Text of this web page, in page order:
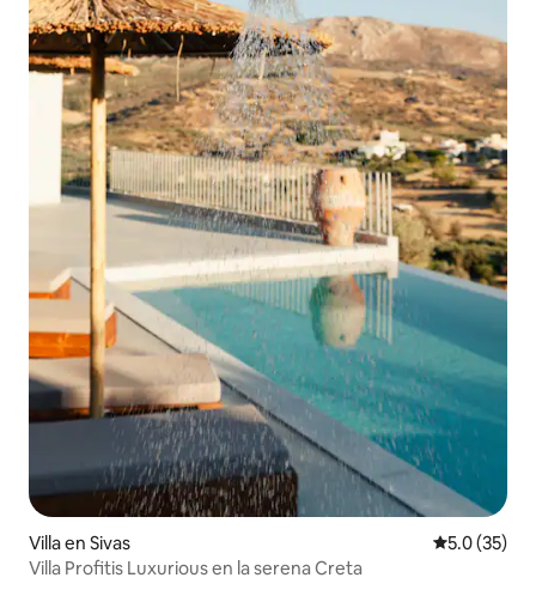
Villa en Sivas Calificación
5.0 (35)
Villa Profitis Luxurious en la serena Creta